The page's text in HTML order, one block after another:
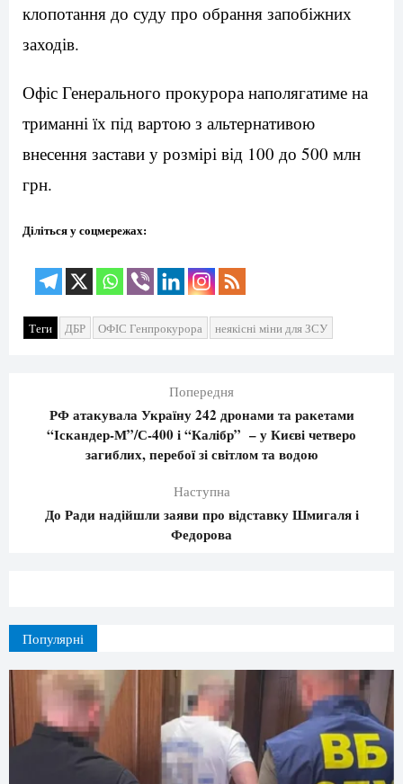
клопотання до суду про обрання запобіжних
заходів.
Офіс Генерального прокурора наполягатиме на
триманні їх під вартою з альтернативою
внесення застави у розмірі від 100 до 500 млн
грн.
Діліться у соцмережах:
Теги ДБР ОФІС Генпрокурора неякісні міни для ЗСУ
Попередня
РФ атакувала Україну 242 дронами та ракетами
“Іскандер-М”/С-400 і “Калібр” – у Києві четверо
загиблих, перебої зі світлом та водою
Наступна
До Ради надійшли заяви про відставку Шмигаля і
Федорова
Популярні